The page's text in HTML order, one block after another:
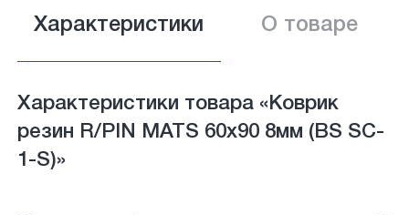
Характеристики О товаре
Характеристики товара «Коврик
резин R/PIN MATS 60х90 8мм (BS SC-
1-S)»